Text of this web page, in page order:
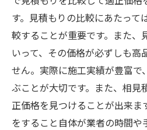
す。見積もりの比較にあたって
較することが重要です。また、
いって、その価格が必ずしも高
せん。実際に施工実績が豊富で
ぶことが大切です。また、相見
正価格を見つけることが出来ま
をすること自体が業者の時間